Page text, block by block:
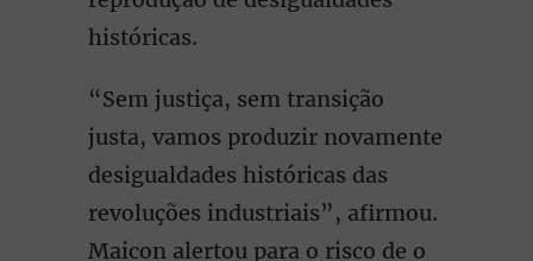
históricas.
“Sem justiça, sem transição
justa, vamos produzir novamente
desigualdades históricas das
revoluções industriais”, afirmou.
Maicon alertou para o risco de o